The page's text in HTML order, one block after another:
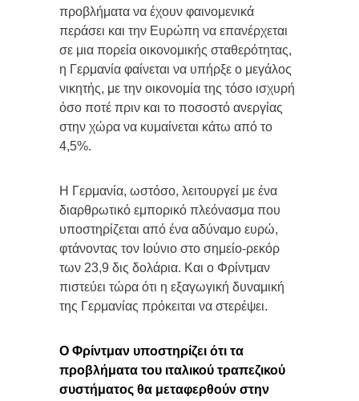
προβλήματα να έχουν φαινομενικά
περάσει και την Ευρώπη να επανέρχεται
σε μια πορεία οικονομικής σταθερότητας,
η Γερμανία φαίνεται να υπήρξε ο μεγάλος
νικητής, με την οικονομία της τόσο ισχυρή
όσο ποτέ πριν και το ποσοστό ανεργίας
στην χώρα να κυμαίνεται κάτω από το
4,5%.
Η Γερμανία, ωστόσο, λειτουργεί με ένα
διαρθρωτικό εμπορικό πλεόνασμα που
υποστηρίζεται από ένα αδύναμο ευρώ,
φτάνοντας τον Ιούνιο στο σημείο-ρεκόρ
των 23,9 δις δολάρια. Και ο Φρίντμαν
πιστεύει τώρα ότι η εξαγωγική δυναμική
της Γερμανίας πρόκειται να στερέψει.
Ο Φρίντμαν υποστηρίζει ότι τα
προβλήματα του ιταλικού τραπεζικού
συστήματος θα μεταφερθούν στην